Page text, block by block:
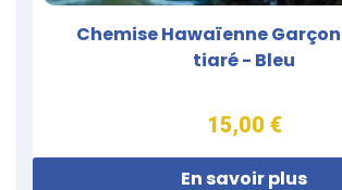
Chemise Hawaïenne
tiaré - Bleu
15,00 €
En savoir plus